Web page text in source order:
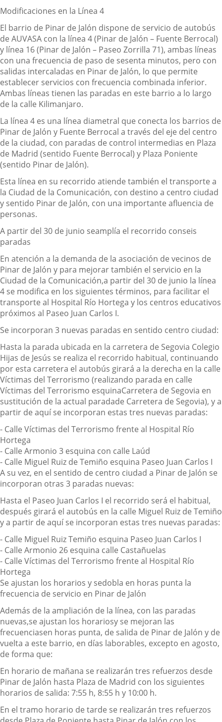
Modificaciones en la Línea 4
El barrio de Pinar de Jalón dispone de servicio de autobús
de AUVASA con la línea 4 (Pinar de Jalón – Fuente Berrocal)
y línea 16 (Pinar de Jalón – Paseo Zorrilla 71), ambas líneas
con una frecuencia de paso de sesenta minutos, pero con
salidas intercaladas en Pinar de Jalón, lo que permite
establecer servicios con frecuencia combinada inferior.
Ambas líneas tienen las paradas en este barrio a lo largo
de la calle Kilimanjaro.
La línea 4 es una línea diametral que conecta los barrios de
Pinar de Jalón y Fuente Berrocal a través del eje del centro
de la ciudad, con paradas de control intermedias en Plaza
de Madrid (sentido Fuente Berrocal) y Plaza Poniente
(sentido Pinar de Jalón).
Esta línea en su recorrido atiende también el transporte a
la Ciudad de la Comunicación, con destino a centro ciudad
y sentido Pinar de Jalón, con una importante afluencia de
personas.
A partir del 30 de junio seamplía el recorrido conseis
paradas
En atención a la demanda de la asociación de vecinos de
Pinar de Jalón y para mejorar también el servicio en la
Ciudad de la Comunicación,a partir del 30 de junio la línea
4 se modifica en los siguientes términos, para facilitar el
transporte al Hospital Río Hortega y los centros educativos
próximos al Paseo Juan Carlos I.
Se incorporan 3 nuevas paradas en sentido centro ciudad:
Hasta la parada ubicada en la carretera de Segovia Colegio
Hijas de Jesús se realiza el recorrido habitual, continuando
por esta carretera el autobús girará a la derecha en la calle
Víctimas del Terrorismo (realizando parada en calle
Víctimas del Terrorismo esquinaCarretera de Segovia en
sustitución de la actual paradade Carretera de Segovia), ya
partir de aquí se incorporan estas tres nuevas paradas:
- Calle Víctimas del Terrorismo frente al Hospital Río
Hortega
- Calle Armonio 3 esquina con calle Laúd
- Calle Miguel Ruiz de Temiño esquina Paseo Juan Carlos I
A su vez, en el sentido de centro ciudad a Pinar de Jalón se
incorporan otras 3 paradas nuevas:
Hasta el Paseo Juan Carlos I el recorrido será el habitual,
después girará el autobús en la calle Miguel Ruiz de Temiño
y a partir de aquí se incorporan estas tres nuevas paradas:
- Calle Miguel Ruiz Temiño esquina Paseo Juan Carlos I
- Calle Armonio 26 esquina calle Castañuelas
- Calle Víctimas del Terrorismo frente al Hospital Río
Hortega
Se ajustan los horarios y sedobla en horas punta la
frecuencia de servicio en Pinar de Jalón
Además de la ampliación de la línea, con las paradas
nuevas,se ajustan los horariosy se mejoran las
frecuenciasen horas punta, de salida de Pinar de Jalón y de
vuelta a este barrio, en días laborables, excepto en agosto,
de forma que:
En horario de mañana se realizarán tres refuerzos desde
Pinar de Jalón hasta Plaza de Madrid con los siguientes
horarios de salida: 7:55 h, 8:55 h y 10:00 h.
En el tramo horario de tarde se realizarán tres refuerzos